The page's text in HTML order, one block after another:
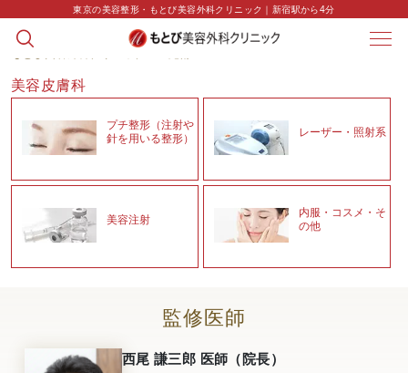
東京の美容整形・もとび美容外科クリニック｜新宿駅から4分
美容皮膚科
プチ整形（注射や
針を用いる整形）
レーザー・照射系
美容注射
内服・コスメ・そ
の他
監修医師
西尾 謙三郎 医師（院長）